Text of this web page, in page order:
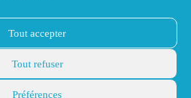
Tout accepter
Tout refuser
Préférences
SEPP Jeux
Victor Hugo
Seignosse, France
magnetique.fr
58 72 82 45
Mentions légales
Déclaration de